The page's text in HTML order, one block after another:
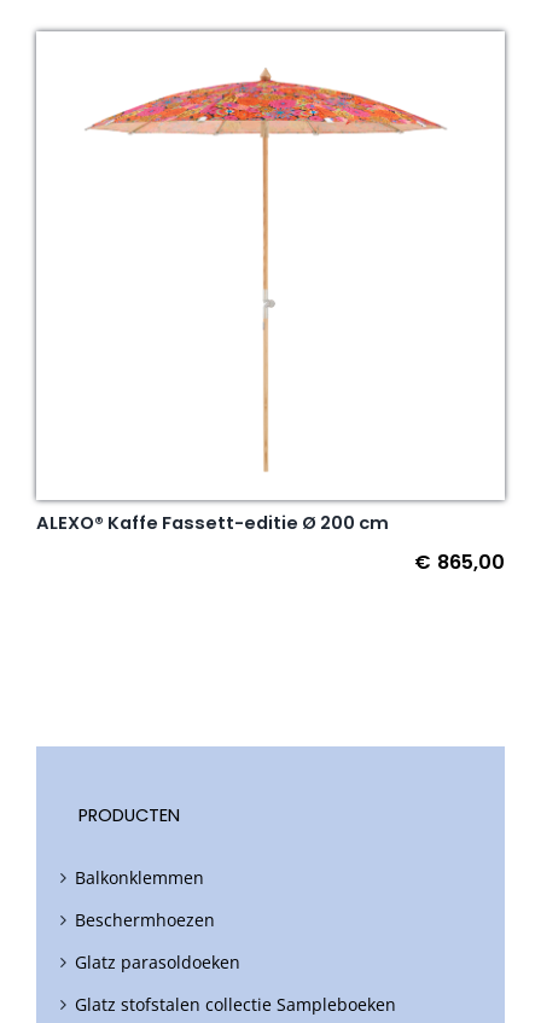
ALEXO® Kaffe Fassett-editie Ø 200 cm
€ 865,00
PRODUCTEN
Balkonklemmen
Beschermhoezen
Glatz parasoldoeken
Glatz stofstalen collectie Sampleboeken